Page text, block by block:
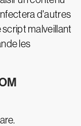
d'autres
malveillant
les